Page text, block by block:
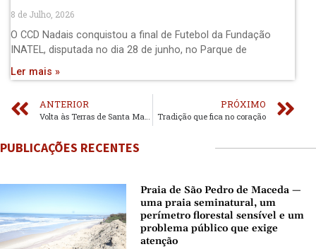
8 de Julho, 2026
O CCD Nadais conquistou a final de Futebol da Fundação
INATEL, disputada no dia 28 de junho, no Parque de
Ler mais »
ANTERIOR
Volta às Terras de Santa Maria junta jovens talentos
PRÓXIMO
Tradição que fica no coração
PUBLICAÇÕES RECENTES
Praia de São Pedro de Maceda —
uma praia seminatural, um
perímetro florestal sensível e um
problema público que exige
atenção